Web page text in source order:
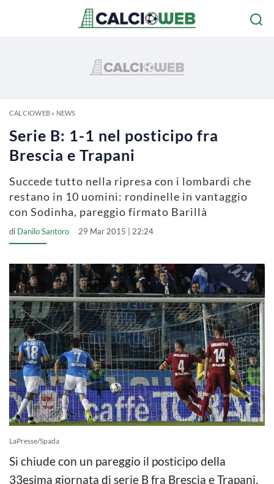
CALCIOWEB» NEWS
Serie B: 1-1 nel posticipo fra
Brescia e Trapani
Succede tutto nella ripresa con i lombardi che
restano in 10 uomini: rondinelle in vantaggio
con Sodinha, pareggio firmato Barillà
di Danilo Santoro 29 Mar 2015 | 22:24
LaPresse/Spada
Si chiude con un pareggio il posticipo della
33esima giornata di serie B fra Brescia e Trapani.